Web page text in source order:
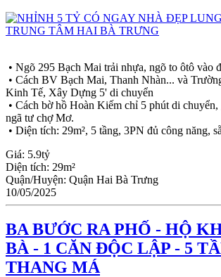
• Ngõ 295 Bạch Mai trải nhựa, ngõ to ôtô vào
• Cách BV Bạch Mai, Thanh Nhàn... và
Kinh Tế, Xây Dựng 5' di chuyển
• Cách bờ hồ Hoàn Kiếm chỉ 5 phút di chuyển,
ngã tư chợ Mơ.
• Diện tích: 29m², 5 tầng, 3PN đủ công năng,
Giá: 5.9tỷ
Diện tích: 29m²
Quận/Huyện: Quận Hai Bà Trưng
10/05/2025
BA BƯỚC RA PHỐ - HỘ
BÀ - 1 CĂN ĐỘC LẬP - 5
THANG MÁ